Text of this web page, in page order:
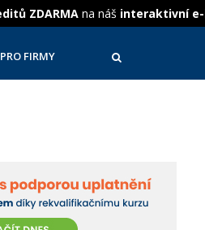
ZDARMA na náš interaktivní
PRO FIRMY